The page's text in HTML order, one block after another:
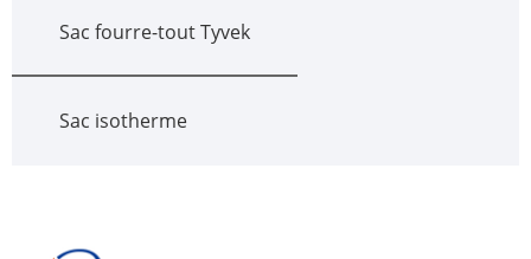
Sac fourre-tout Tyvek
Sac isotherme